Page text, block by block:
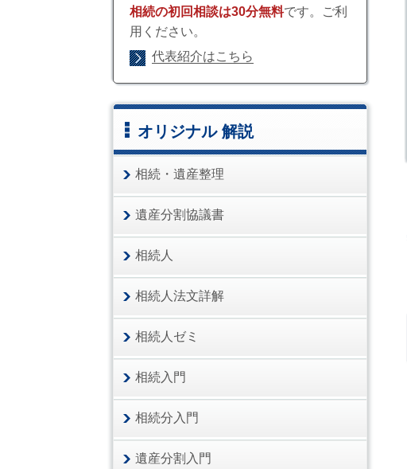
相続の初回相談は30分無料です。ご利
用ください。
代表紹介はこちら
オリジナル 解説
相続・遺産整理
遺産分割協議書
相続人
相続人法文詳解
相続人ゼミ
相続入門
相続分入門
遺産分割入門